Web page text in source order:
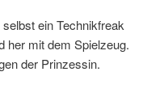
ein Technikfreak
her mit dem Spielzeug.
der Prinzessin.